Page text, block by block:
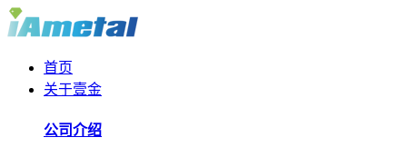
首页
关于壹金
公司介绍